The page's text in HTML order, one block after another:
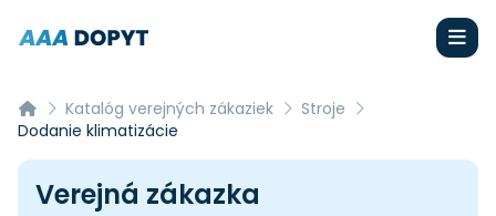
Katalóg verejných zákaziek
Stroje
Dodanie klimatizácie
Verejná zákazka